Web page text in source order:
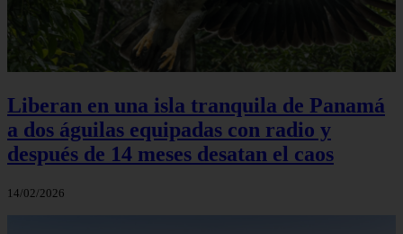
Liberan en una isla tranquila de Panamá
a dos águilas equipadas con radio y
después de 14 meses desatan el caos
14/02/2026